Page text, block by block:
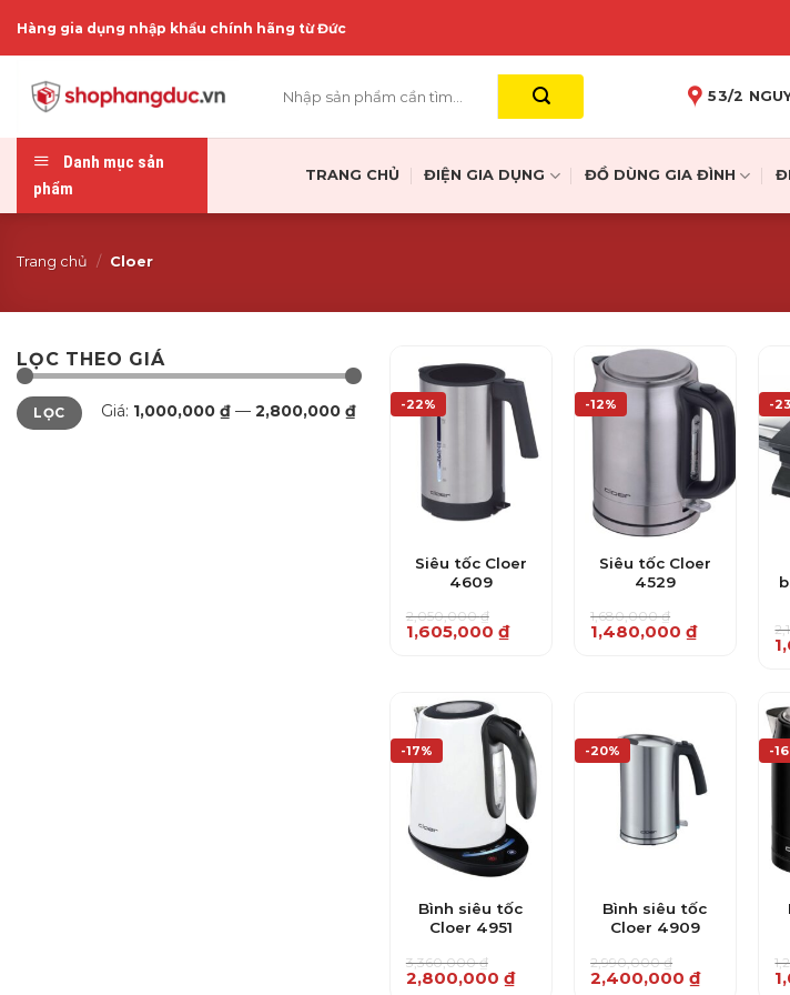
Hàng gia dụng nhập khẩu chính hãng từ Đức
kiếm:
53/2
Danh mục sản
phẩm
TRANG CHỦ ĐIỆN GIA DỤNG ĐỒ DÙNG GIA ĐÌNH
Trang chủ / Cloer
LỌC THEO GIÁ
Giá
tối
thiểu
Giá
tối
đa
LỌC Giá: 1,000,000 ₫ — 2,800,000 ₫ -22%
Siêu tốc Cloer
4609
2,050,000₫
Giá
gốc
1,605,000 ₫
Giá
hiện
-12%
Siêu tốc Cloer
4529
1,680,000₫
Giá
gốc
1,480,000₫
Giá
hiện
-
-17%
Bình siêu tốc
Cloer 4951
3,360,000₫
Giá
2,800,000 ₫
Giá
-20%
Bình siêu tốc
Cloer 4909
2,990,000₫
Giá
2,400,000₫
Giá
-